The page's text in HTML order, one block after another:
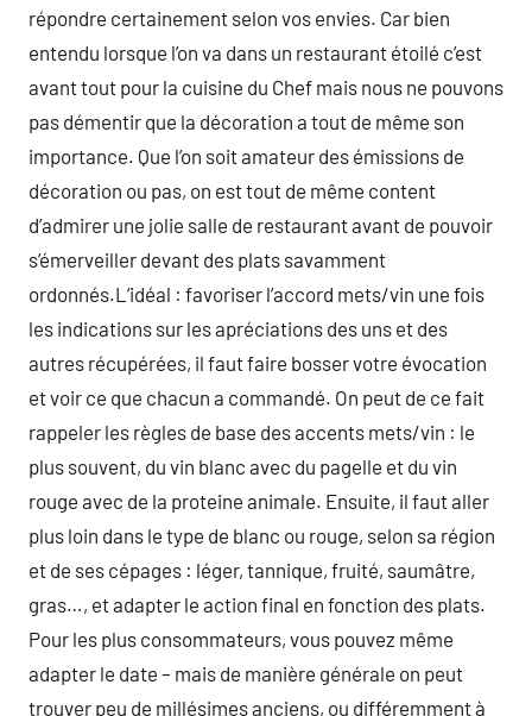
répondre certainement selon vos envies. Car bien
entendu lorsque l’on va dans un restaurant étoilé c’est
avant tout pour la cuisine du Chef mais nous ne pouvons
pas démentir que la décoration a tout de même son
importance. Que l’on soit amateur des émissions de
décoration ou pas, on est tout de même content
d’admirer une jolie salle de restaurant avant de pouvoir
s’émerveiller devant des plats savamment
ordonnés.L’idéal : favoriser l’accord mets/vin une fois
les indications sur les apréciations des uns et des
autres récupérées, il faut faire bosser votre évocation
et voir ce que chacun a commandé. On peut de ce fait
rappeler les règles de base des accents mets/vin : le
plus souvent, du vin blanc avec du pagelle et du vin
rouge avec de la proteine animale. Ensuite, il faut aller
plus loin dans le type de blanc ou rouge, selon sa région
et de ses cépages : léger, tannique, fruité, saumâtre,
gras…, et adapter le action final en fonction des plats.
Pour les plus consommateurs, vous pouvez même
adapter le date – mais de manière générale on peut
trouver peu de millésimes anciens, ou différemment à